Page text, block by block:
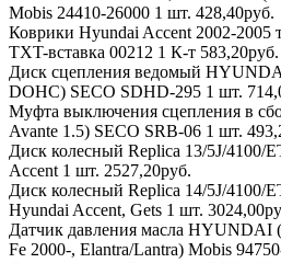
Mobis 24410-26000 1 шт. 428,40руб.
Коврики Hyundai Accent 2002-2005
TXT-вставка 00212 1 К-т 583,20руб.
Диск сцепления ведомый
DOHC) SECO SDHD-295 1 шт.
Муфта выключения сцепления в
Avante 1.5) SECO SRB-06 1 шт.
Диск колесный Replica 13/5J/4100/
Accent 1 шт. 2527,20руб.
Диск колесный Replica 14/5J/4100/
Hyundai Accent, Gets 1 шт.
Датчик давления масла HYUNDAI
Fe 2000-, Elantra/Lantra) Mobis